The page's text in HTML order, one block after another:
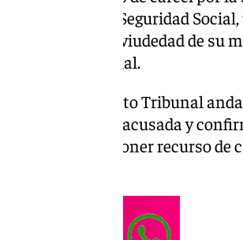
de la Seguridad
de la pensión de viudedad de su
Seguridad Social.
la resolución, el Alto Tribunal
por la acusada y
cabe interponer recurso